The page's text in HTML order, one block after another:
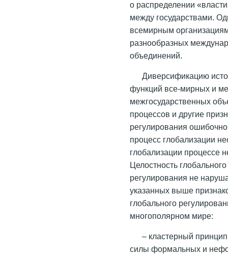
о распределении
между государствами.
всемирным
разнообразных
объединений.
Диверсификацию
функций все-мирных и
межгосударственных
процессов и другие
регулирования
процесс глобализации
глобализации процессе
Целостность
регулирования не
указанных выше
глобального
многополярном мире:
– кластерный
силы формальных и